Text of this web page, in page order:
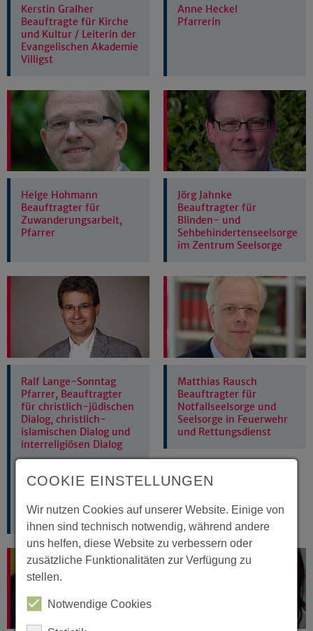
Kerstin Gralher
Beauftragte für Kirche
und Kultur / Leiterin der
Evangelischen Akademie
Villigst
Anne Heckel
Pfarrerin
Helge Hohmann
Beauftragter für
Zuwanderungsarbeit,
Pfarrer
Jörg Jahnke
Beauftragter für
Blinden- und
Sehbehindertenseelsorge
im Zentrum Seelsorge
Ralf Lange-Sonntag
Pfarrer, Beauftragter
für christlich-jüdischen
Dialog, christlich-
islamischen Dialog und
interreligiösen Dialog
und Ökumene,
Judentumdialog,
Interreligiöser Dialog
Matthias Rausch
Beauftragter für
Notfallseelsorge und
Seelsorge in Feuerwehr
und Rettungsdienst
COOKIE EINSTELLUNGEN
Wir nutzen Cookies auf unserer Website. Einige von
ihnen sind technisch notwendig, während andere
uns helfen, diese Website zu verbessern oder
zusätzliche Funktionalitäten zur Verfügung zu
stellen.
Notwendige Cookies